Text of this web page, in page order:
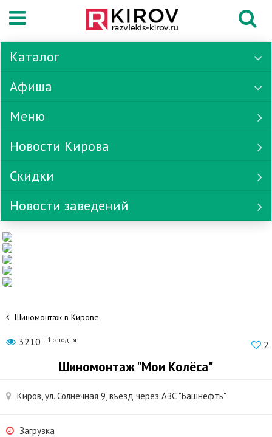
Каталог
Афиша
Меню
Новости Кирова
Скидки
Новости заведений
Шиномонтаж в Кирове
3210 + 1 сегодня 2
Шиномонтаж "Мои Колёса"
Киров, ул. Солнечная 9, въезд через АЗС "Башнефть"
Загрузка